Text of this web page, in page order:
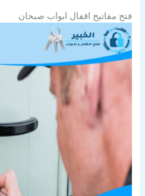
فتح مفاتيح اقفال ابواب صبحان